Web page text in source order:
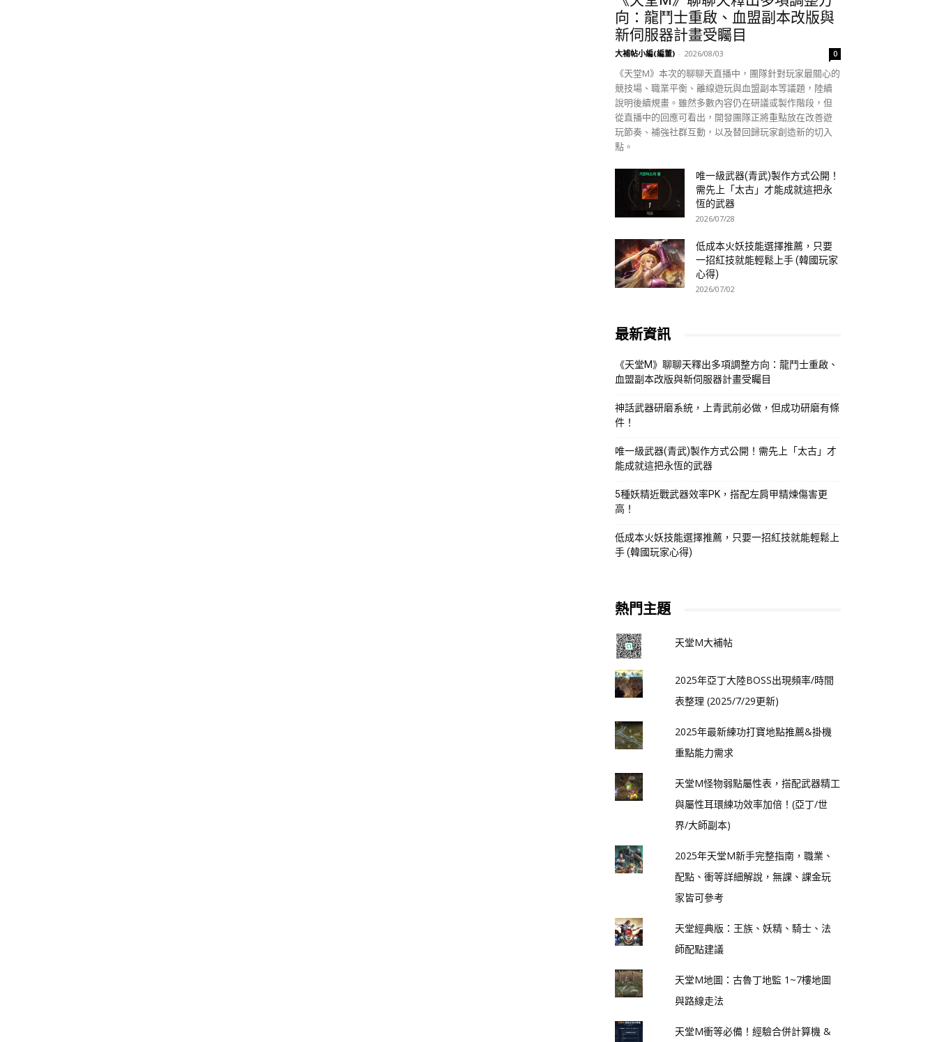
向：龍鬥士重啟、血盟副本改版與
新伺服器計畫受矚目
大補帖小編(編董) - 2026/08/03 0
《天堂M》本次的聊聊天直播中，團隊針對玩家最關心的
競技場、職業平衡、離線遊玩與血盟副本等議題，陸續
說明後續規畫。雖然多數內容仍在研議或製作階段，但
從直播中的回應可看出，開發團隊正將重點放在改善遊
玩節奏、補強社群互動，以及替回歸玩家創造新的切入
點。
唯一級武器(青武)製作方式公開！
需先上「太古」才能成就這把永
恆的武器
2026/07/28
低成本火妖技能選擇推薦，只要
一招紅技就能輕鬆上手 (韓國玩家
心得)
2026/07/02
最新資訊
《天堂M》聊聊天釋出多項調整方向：龍鬥士重啟、
血盟副本改版與新伺服器計畫受矚目
神話武器研磨系統，上青武前必做，但成功研磨有條
件！
唯一級武器(青武)製作方式公開！需先上「太古」才
能成就這把永恆的武器
5種妖精近戰武器效率PK，搭配左肩甲精煉傷害更
高！
低成本火妖技能選擇推薦，只要一招紅技就能輕鬆上
手 (韓國玩家心得)
熱門主題
天堂M大補帖
2025年亞丁大陸BOSS出現頻率/時間
表整理 (2025/7/29更新)
2025年最新練功打寶地點推薦&掛機
重點能力需求
天堂M怪物弱點屬性表，搭配武器精工
與屬性耳環練功效率加倍！(亞丁/世
界/大師副本)
2025年天堂M新手完整指南，職業、
配點、衝等詳細解說，無課、課金玩
家皆可參考
天堂經典版：王族、妖精、騎士、法
師配點建議
天堂M地圖：古魯丁地監 1~7樓地圖
與路線走法
天堂M衝等必備！經驗合併計算機 &